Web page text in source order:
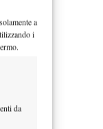
a
i
da